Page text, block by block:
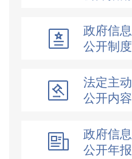
政府信息
公开制度
法定主动
公开内容
政府信息
公开年报